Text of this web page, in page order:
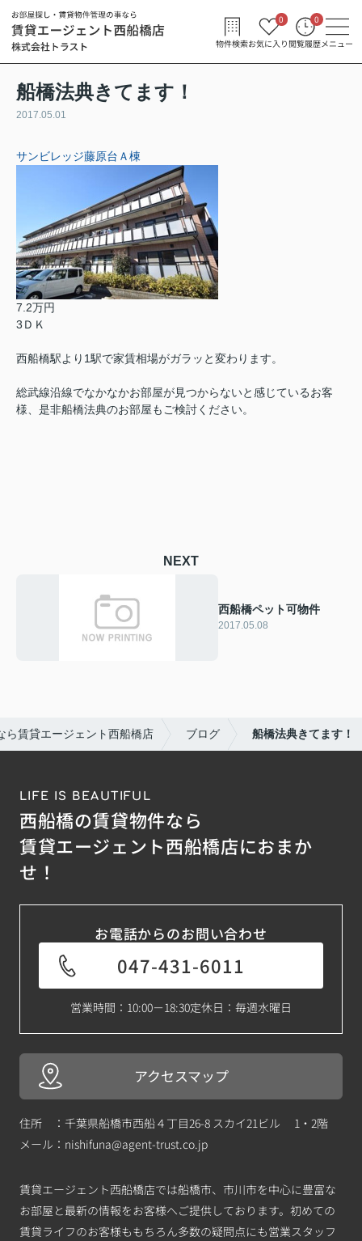
物件検索お気に入り
0
閲覧履歴
0
メニュー
船橋法典きてます！
2017.05.01
サンビレッジ藤原台Ａ棟
7.2万円
3ＤＫ
西船橋駅より1駅で家賃相場がガラッと変わります。
総武線沿線でなかなかお部屋が見つからないと感じているお客
様、是非船橋法典のお部屋もご検討ください。
NEXT
西船橋ペット可物件
2017.05.08
ら賃貸エージェント西船橋店 ブログ 船橋法典きてます！
LIFE IS BEAUTIFUL
西船橋の賃貸物件なら
賃貸エージェント西船橋店におまか
せ！
お電話からのお問い合わせ
047-431-6011
営業時間：10:00－18:30定休日：毎週水曜日
アクセスマップ
住所 ：千葉県船橋市西船４丁目26-8 スカイ21ビル 1・2階
メール： nishifuna@agent-trust.co.jp
賃貸エージェント西船橋店では船橋市、市川市を中心に豊富な
お部屋と最新の情報をお客様へご提供しております。初めての
賃貸ライフのお客様ももちろん多数の疑問点にも営業スタッフ